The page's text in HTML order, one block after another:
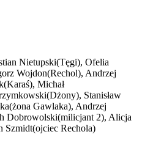
Nietupski(Tęgi), Ofelia
Wojdon(Rechol), Andrzej
Michał
Stanisław
Gawlaka), Andrzej
Dobrowolski(milicjant 2), Alicja
Szmidt(ojciec Rechola)